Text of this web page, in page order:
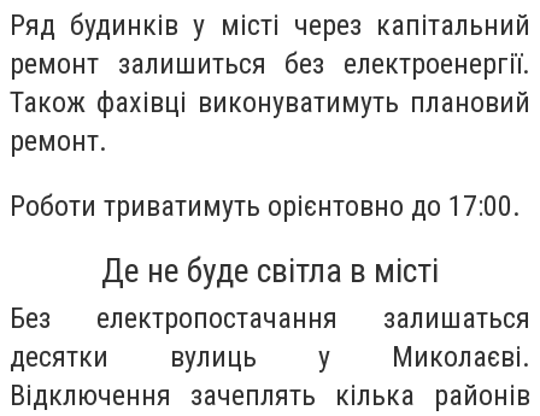
Ряд будинків у місті через капітальний
ремонт залишиться без електроенергії.
Також фахівці виконуватимуть плановий
ремонт.
Роботи триватимуть орієнтовно до 17:00.
Де не буде світла в місті
Без електропостачання залишаться
десятки вулиць у Миколаєві.
Відключення зачеплять кілька районів